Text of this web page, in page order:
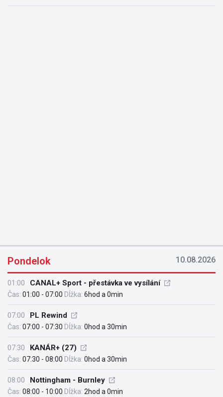
Pondelok 10.08.2026
01:00 CANAL+ Sport - přestávka ve vysílání
Čas: 01:00 - 07:00 Dĺžka: 6hod a 0min
07:00 PL Rewind
Čas: 07:00 - 07:30 Dĺžka: 0hod a 30min
07:30 KANÁR+ (27)
Čas: 07:30 - 08:00 Dĺžka: 0hod a 30min
08:00 Nottingham - Burnley
Čas: 08:00 - 10:00 Dĺžka: 2hod a 0min